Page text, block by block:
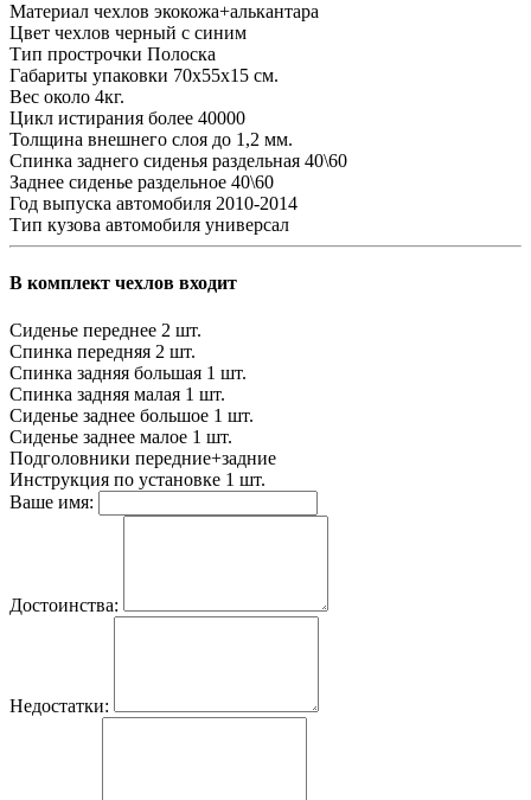
Материал чехлов экокожа+алькантара
Цвет чехлов черный с синим
Тип прострочки Полоска
Габариты упаковки 70х55х15 см.
Вес около 4кг.
Цикл истирания более 40000
Толщина внешнего слоя до 1,2 мм.
Спинка заднего сиденья раздельная 40\60
Заднее сиденье раздельное 40\60
Год выпуска автомобиля 2010-2014
Тип кузова автомобиля универсал
В комплект чехлов входит
Сиденье переднее 2 шт.
Спинка передняя 2 шт.
Спинка задняя большая 1 шт.
Спинка задняя малая 1 шт.
Сиденье заднее большое 1 шт.
Сиденье заднее малое 1 шт.
Подголовники передние+задние
Инструкция по установке 1 шт.
Ваше имя:
Достоинства:
Недостатки: